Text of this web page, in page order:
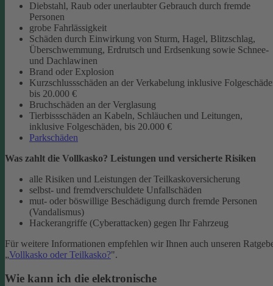
Diebstahl, Raub oder unerlaubter Gebrauch durch fremde
Personen
grobe Fahrlässigkeit
Schäden durch Einwirkung von Sturm, Hagel, Blitzschlag,
Überschwemmung, Erdrutsch und Erdsenkung sowie Schnee-
und Dachlawinen
Brand oder Explosion
Kurzschlussschäden an der Verkabelung inklusive
bis 20.000 €
Bruchschäden an der Verglasung
Tierbissschäden an Kabeln, Schläuchen und Leitungen,
inklusive Folgeschäden, bis 20.000 €
Parkschäden
Was zahlt die Vollkasko? Leistungen und versicherte Risiken
alle Risiken und Leistungen der Teilkaskoversicherung
selbst- und fremdverschuldete Unfallschäden
mut- oder böswillige Beschädigung durch fremde Personen
(Vandalismus)
Hackerangriffe (Cyberattacken) gegen Ihr Fahrzeug
Für weitere Informationen empfehlen wir Ihnen auch unseren
„Vollkasko oder Teilkasko?".
Wie kann ich die elektronische